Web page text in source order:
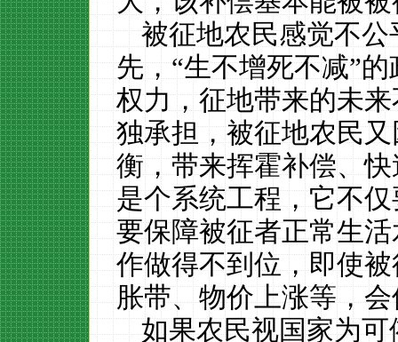
被征地农民感觉不
先，“生不增死不减”
权力，征地带来的未
独承担，被征地农民
衡，带来挥霍补偿、
是个系统工程，它不
要保障被征者正常生
作做得不到位，即使
胀带、物价上涨等，
如果农民视国家为